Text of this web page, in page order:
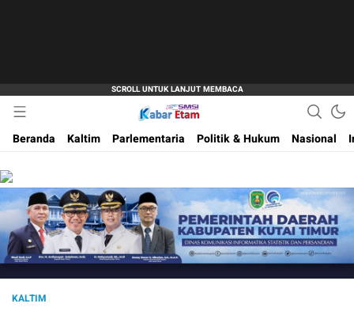
Kabar Etam
Akurat dan Terpercaya
Beranda
Kaltim Parlementaria Politik & Hukum Nasional
KALTIM